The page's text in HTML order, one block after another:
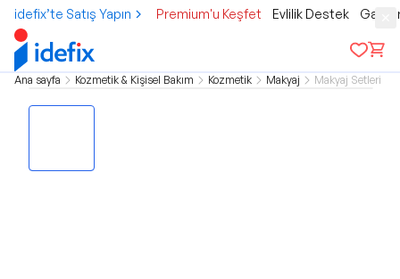
idefix’te Satış Yapın Premium'u Keşfet Evlilik Destek
Ana sayfa Kozmetik & Kişisel Bakım Kozmetik Makyaj Makyaj Setleri